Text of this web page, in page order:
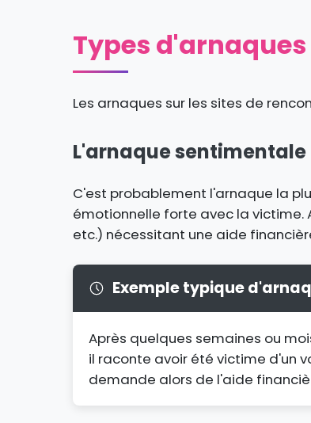
Types
Les arnaques sur les sites de
L'arnaque
C'est probablement l'arnaque la
émotionnelle forte avec la victime.
etc.) nécessitant une aide
Exemple typique
Après quelques semaines ou
il raconte avoir été victime d'un
demande alors de l'aide